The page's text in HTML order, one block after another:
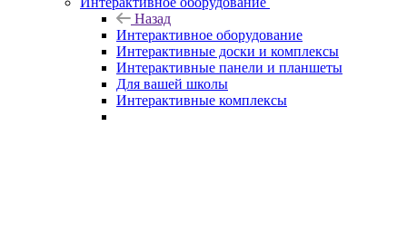
Назад
Интерактивное оборудование
Интерактивные доски и комплексы
Интерактивные панели и планшеты
Для вашей школы
Интерактивные комплексы